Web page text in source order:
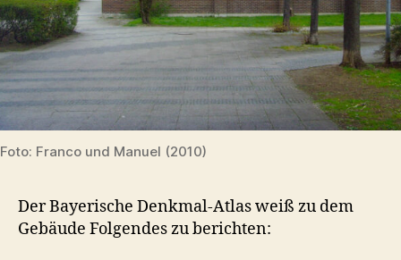
Foto: Franco und Manuel (2010)
Der Bayerische Denkmal-Atlas weiß zu dem
Gebäude Folgendes zu berichten: